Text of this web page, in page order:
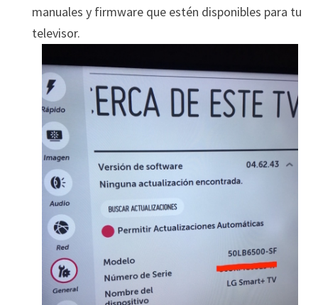
manuales y firmware que estén disponibles para tu
televisor.